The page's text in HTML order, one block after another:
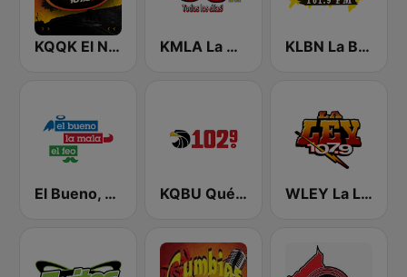
KQQK El Norte 107.9 / 101.7 FM KMLA La M 103.7 FM KLBN La Buena 101.9 FM
El Bueno, La Mala y El Feo KQBU Qué Buena 102.9 FM WLEY La LEY 107.9